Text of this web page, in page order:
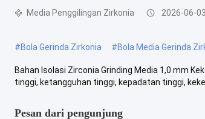
Media Penggilingan Zirkonia 2026-06-03
#Bola Gerinda Zirkonia #Bola Media Gerinda
Bahan Isolasi Zirconia Grinding Media 1,0 mm
tinggi, ketangguhan tinggi, kepadatan tinggi,
Pesan dari pengunjung